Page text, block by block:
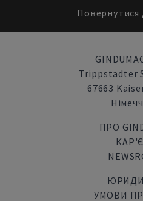
Повернутися
Trippstadter
67663
ПРО
УМОВИ